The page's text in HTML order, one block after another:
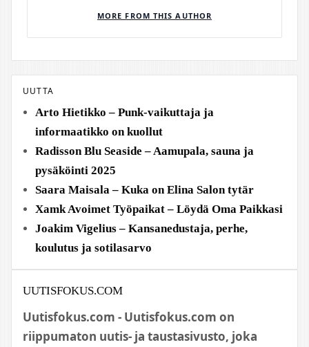
MORE FROM THIS AUTHOR
UUTTA
Arto Hietikko – Punk-vaikuttaja ja
informaatikko on kuollut
Radisson Blu Seaside – Aamupala, sauna ja
pysäköinti 2025
Saara Maisala – Kuka on Elina Salon tytär
Xamk Avoimet Työpaikat – Löydä Oma Paikkasi
Joakim Vigelius – Kansanedustaja, perhe,
koulutus ja sotilasarvo
UUTISFOKUS.COM
Uutisfokus.com - Uutisfokus.com on
riippumaton uutis- ja taustasivusto, joka